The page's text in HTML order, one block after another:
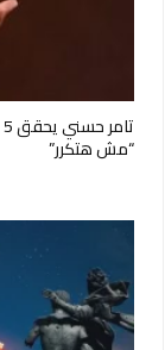
“مش هتكرر”